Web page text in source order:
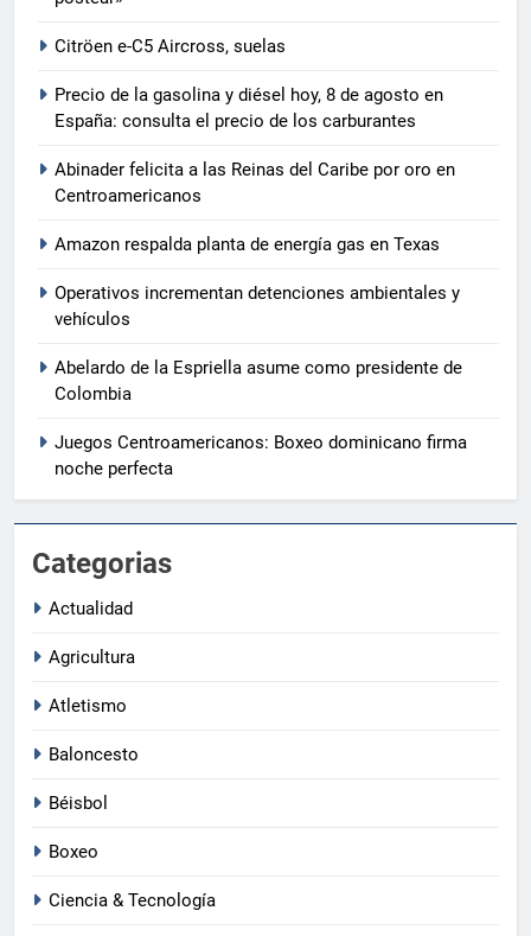
Citröen e-C5 Aircross, suelas
Precio de la gasolina y diésel hoy, 8 de agosto en
España: consulta el precio de los carburantes
Abinader felicita a las Reinas del Caribe por oro en
Centroamericanos
Amazon respalda planta de energía gas en Texas
Operativos incrementan detenciones ambientales y
vehículos
Abelardo de la Espriella asume como presidente de
Colombia
Juegos Centroamericanos: Boxeo dominicano firma
noche perfecta
Categorias
Actualidad
Agricultura
Atletismo
Baloncesto
Béisbol
Boxeo
Ciencia & Tecnología